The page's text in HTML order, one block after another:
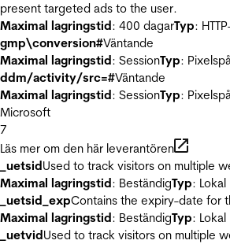
present targeted ads to the user.
Maximal lagringstid: 400 dagarTyp:
gmp\conversion#Väntande
Maximal lagringstid: SessionTyp:
ddm/activity/src=#Väntande
Maximal lagringstid: SessionTyp:
Microsoft
7
Läs mer om den här leverantören
_uetsidUsed to track visitors on multiple
Maximal lagringstid: BeständigTyp: Lokal
_uetsid_expContains the expiry-date for
Maximal lagringstid: BeständigTyp: Lokal
_uetvidUsed to track visitors on multiple